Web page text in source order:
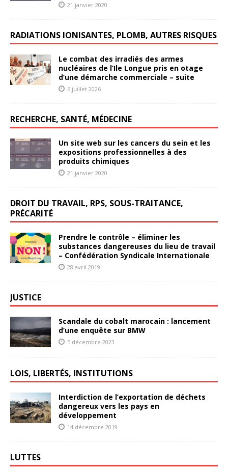
21 janvier 2020
RADIATIONS IONISANTES, PLOMB, AUTRES RISQUES
Le combat des irradiés des armes
nucléaires de l’Ile Longue pris en otage
d’une démarche commerciale – suite
6 juillet 2026
RECHERCHE, SANTÉ, MÉDECINE
Un site web sur les cancers du sein et les
expositions professionnelles à des
produits chimiques
21 janvier 2020
DROIT DU TRAVAIL, RPS, SOUS-TRAITANCE,
PRÉCARITÉ
Prendre le contrôle – éliminer les
substances dangereuses du lieu de travail
– Confédération Syndicale Internationale
28 avril 2019
JUSTICE
Scandale du cobalt marocain : lancement
d’une enquête sur BMW
5 décembre 2023
LOIS, LIBERTÉS, INSTITUTIONS
Interdiction de l’exportation de déchets
dangereux vers les pays en
développement
14 décembre 2019
LUTTES